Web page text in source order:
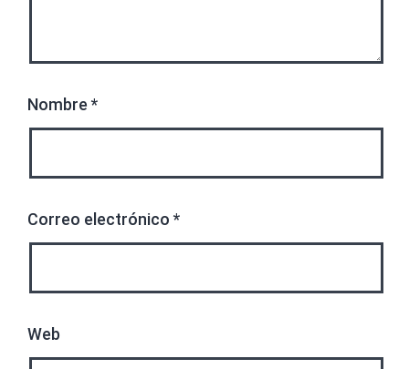
Nombre *
Correo electrónico *
Web